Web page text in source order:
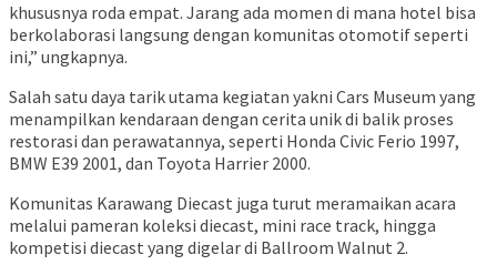
khususnya roda empat. Jarang ada momen di mana hotel bisa
berkolaborasi langsung dengan komunitas otomotif seperti
ini,” ungkapnya.
Salah satu daya tarik utama kegiatan yakni Cars Museum yang
menampilkan kendaraan dengan cerita unik di balik proses
restorasi dan perawatannya, seperti Honda Civic Ferio 1997,
BMW E39 2001, dan Toyota Harrier 2000.
Komunitas Karawang Diecast juga turut meramaikan acara
melalui pameran koleksi diecast, mini race track, hingga
kompetisi diecast yang digelar di Ballroom Walnut 2.